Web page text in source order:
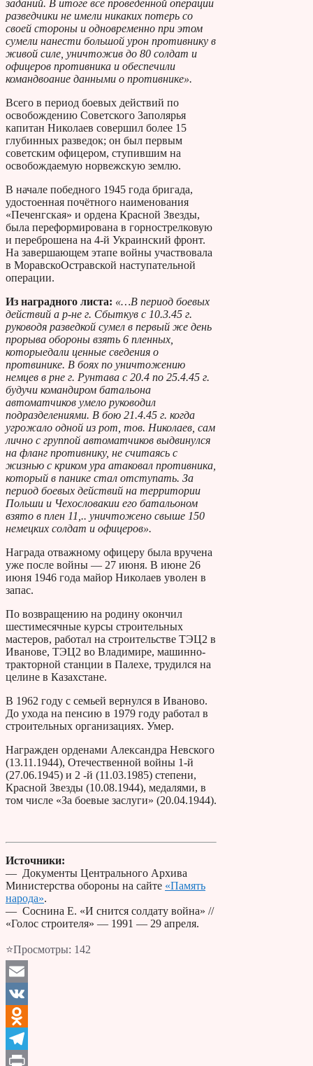
заданий. В итоге все проведенной операции
разведчики не имели никаких потерь со
своей стороны и одновременно при этом
сумели нанести большой урон противнику в
живой силе, уничтожив до 80 солдат и
офицеров противника и обеспечили
командвоание данными о противнике».
Всего в период боевых действий по
освобождению Советского Заполярья
капитан Николаев совершил более 15
глубинных разведок; он был первым
советским офицером, ступившим на
освобождаемую норвежскую землю.
В начале победного 1945 года бригада,
удостоенная почётного наименования
«Печенгская» и ордена Красной Звезды,
была переформирована в горнострелковую
и переброшена на 4-й Украинский фронт.
На завершающем этапе войны участвовала
в Моравско­Остравской наступательной
операции.
Из наградного листа: «…В период боевых
действий а р-не г. Сбыткув с 10.3.45 г.
руководя разведкой сумел в первый же день
прорыва обороны взять 6 пленных,
которыедали ценные сведения о
протвинике. В боях по уничтожению
немцев в р­не г. Рунтава с 20.4 по 25.4.45 г.
будучи командиром батальона
автоматчиков умело руководил
подразделениями. В бою 21.4.45 г. когда
угрожало одной из рот, тов. Николаев, сам
лично с группой автоматчиков выдвинулся
на фланг противнику, не считаясь с
жизнью с криком ура атаковал противника,
который в панике стал отступать. За
период боевых действий на территории
Польши и Чехословакии его батальоном
взято в плен 11,.. уничтожено свыше 150
немецких солдат и офицеров».
Награда отважному офицеру была вручена
уже после войны — 27 июня. В июне 26
июня 1946 года майор Николаев уволен в
запас.
По возвращению на родину окончил
шестимесячные курсы строительных
мастеров, работал на строительстве ТЭЦ­2 в
Иванове, ТЭЦ­2 во Владимире, машинно­
тракторной станции в Палехе, трудился на
целине в Казахстане.
В 1962 году с семьей вернулся в Иваново.
До ухода на пенсию в 1979 году работал в
строительных организациях. Умер.
Награжден орденами Александра Невского
(13.11.1944), Отечественной войны 1-й
(27.06.1945) и 2 -й (11.03.1985) степени,
Красной Звезды (10.08.1944), медалями, в
том числе «За боевые заслуги» (20.04.1944).
Источники:
— Документы Центрального Архива
Министерства обороны на сайте «Память
народа».
— Соснина Е. «И снится солдату война» //
«Голос строителя» — 1991 — 29 апреля.
⭐Просмотры: 142
Email
VK
Odnoklassniki
Telegram